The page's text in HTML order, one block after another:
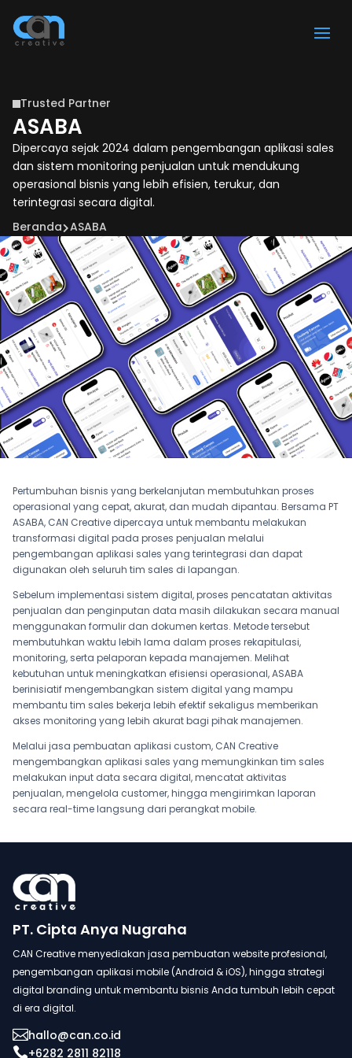
Trusted Partner
ASABA
Dipercaya sejak 2024 dalam pengembangan aplikasi sales
dan sistem monitoring penjualan untuk mendukung
operasional bisnis yang lebih efisien, terukur, dan
terintegrasi secara digital.
BerandaASABA
Pertumbuhan bisnis yang berkelanjutan membutuhkan proses
operasional yang cepat, akurat, dan mudah dipantau. Bersama PT
ASABA, CAN Creative dipercaya untuk membantu melakukan
transformasi digital pada proses penjualan melalui
pengembangan aplikasi sales yang terintegrasi dan dapat
digunakan oleh seluruh tim sales di lapangan.
Sebelum implementasi sistem digital, proses pencatatan aktivitas
penjualan dan penginputan data masih dilakukan secara manual
menggunakan formulir dan dokumen kertas. Metode tersebut
membutuhkan waktu lebih lama dalam proses rekapitulasi,
monitoring, serta pelaporan kepada manajemen. Melihat
kebutuhan untuk meningkatkan efisiensi operasional, ASABA
berinisiatif mengembangkan sistem digital yang mampu
membantu tim sales bekerja lebih efektif sekaligus memberikan
akses monitoring yang lebih akurat bagi pihak manajemen.
Melalui jasa pembuatan aplikasi custom, CAN Creative
mengembangkan aplikasi sales yang memungkinkan tim sales
melakukan input data secara digital, mencatat aktivitas
penjualan, mengelola customer, hingga mengirimkan laporan
secara real-time langsung dari perangkat mobile.
PT. Cipta Anya Nugraha
CAN Creative menyediakan jasa pembuatan website profesional,
pengembangan aplikasi mobile (Android & iOS), hingga strategi
digital branding untuk membantu bisnis Anda tumbuh lebih cepat
di era digital.
hallo@can.co.id
+6282 2811 82118